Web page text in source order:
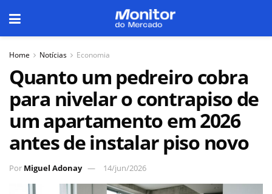
Home Notícias Economia
Quanto um pedreiro cobra
para nivelar o contrapiso de
um apartamento em 2026
antes de instalar piso novo
Por Miguel Adonay 14/jun/2026